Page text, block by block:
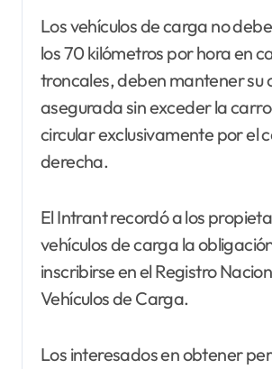
Los vehículos de carga no
los 70 kilómetros por hora en
troncales, deben mantener su
asegurada sin exceder la
circular exclusivamente por el
derecha.
El Intrant recordó a los
vehículos de carga la
inscribirse en el Registro
Vehículos de Carga.
Los interesados en obtener